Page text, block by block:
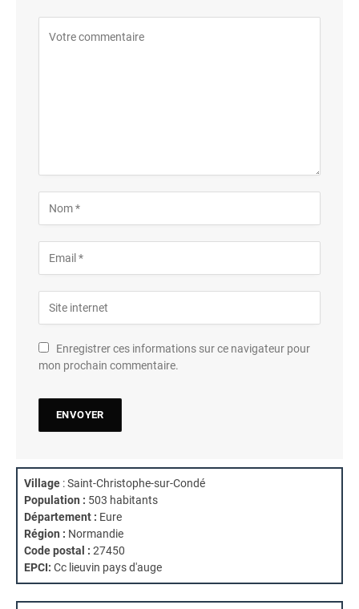
Enregistrer ces informations sur ce navigateur pour
mon prochain commentaire.
Village : Saint-Christophe-sur-Condé
Population : 503 habitants
Département : Eure
Région : Normandie
Code postal : 27450
EPCI: Cc lieuvin pays d'auge